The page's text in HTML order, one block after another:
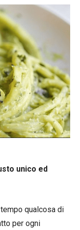
unico ed
qualcosa di
per ogni